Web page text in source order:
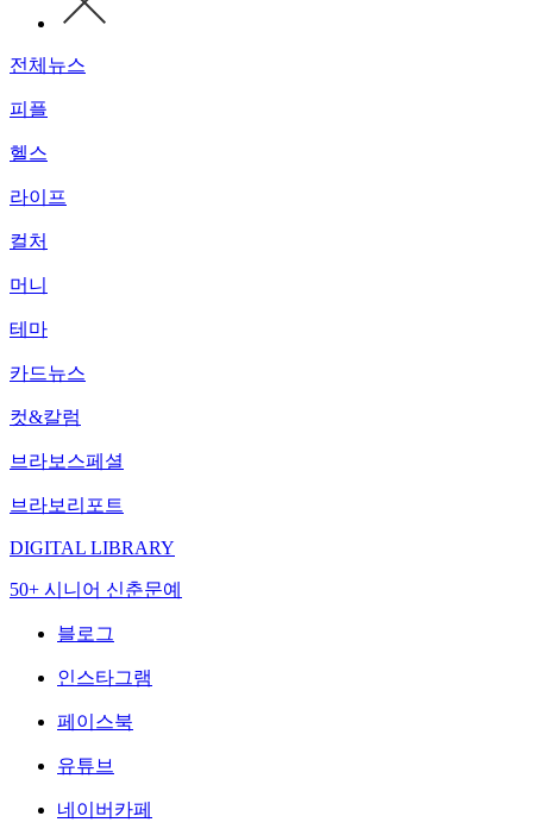
전체뉴스
피플
헬스
라이프
컬처
머니
테마
카드뉴스
컷&칼럼
브라보스페셜
브라보리포트
DIGITAL LIBRARY
50+ 시니어 신춘문예
블로그
인스타그램
페이스북
유튜브
네이버카페